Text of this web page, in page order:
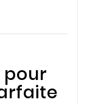
pour